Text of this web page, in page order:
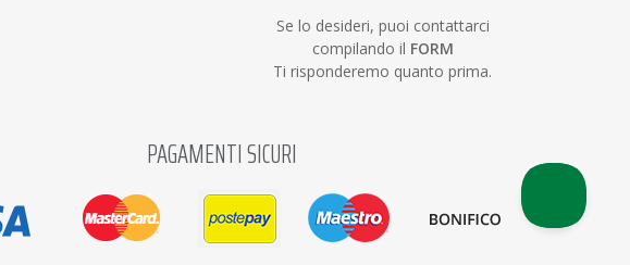
Se lo desideri, puoi contattarci
compilando il FORM
Ti risponderemo quanto prima.
PAGAMENTI SICURI